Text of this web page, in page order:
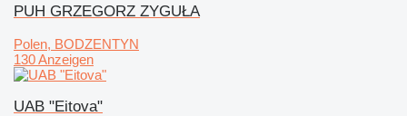
PUH GRZEGORZ ZYGUŁA
Polen, BODZENTYN
130 Anzeigen
UAB "Eitova"